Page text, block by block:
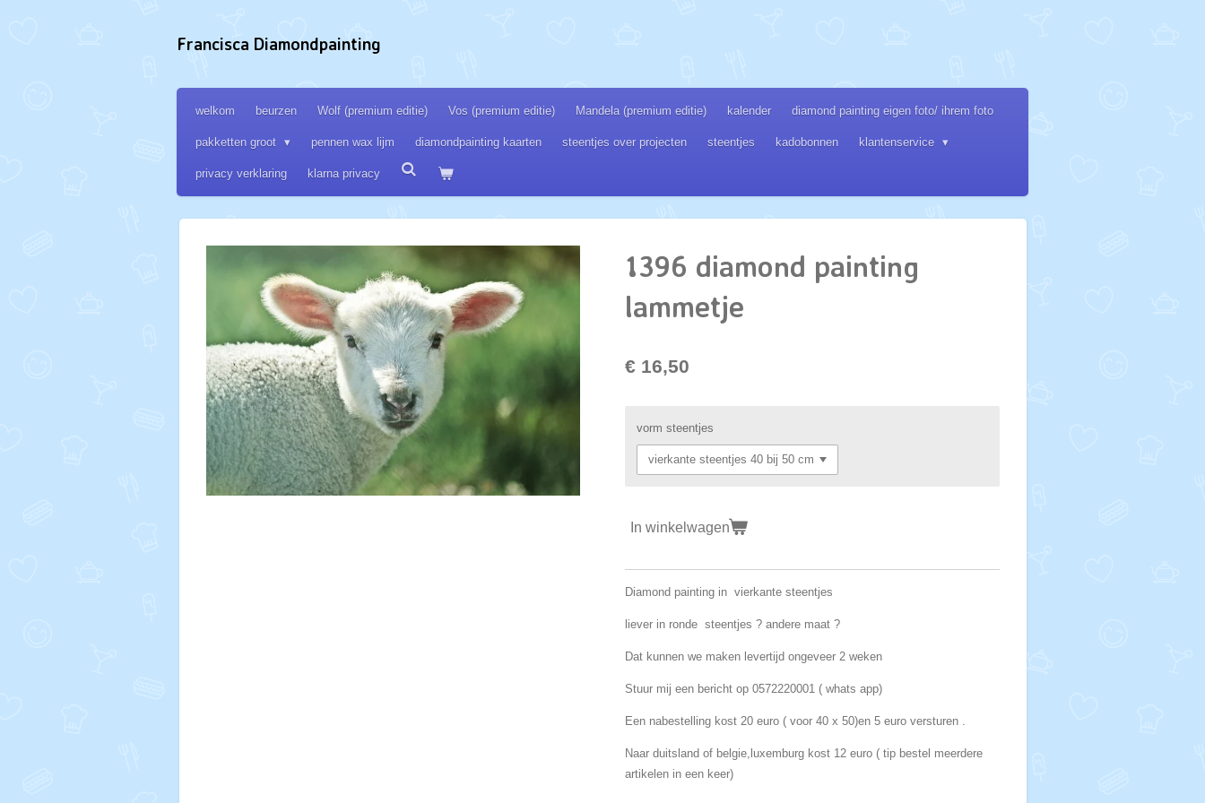
Francisca Diamondpainting
welkom beurzen Wolf (premium editie) Vos (premium editie) Mandela (premium editie) kalender diamond painting eigen foto/ ihrem foto
pakketten groot pennen wax lijm diamondpainting kaarten steentjes over projecten steentjes kadobonnen klantenservice
privacy verklaring klarna privacy
1396 diamond painting
lammetje
€ 16,50
vorm steentjes
In winkelwagen
Diamond painting in vierkante steentjes
liever in ronde steentjes ? andere maat ?
Dat kunnen we maken levertijd ongeveer 2 weken
Stuur mij een bericht op 0572220001 ( whats app)
Een nabestelling kost 20 euro ( voor 40 x 50)en 5 euro versturen .
Naar duitsland of belgie,luxemburg kost 12 euro ( tip bestel meerdere
artikelen in een keer)